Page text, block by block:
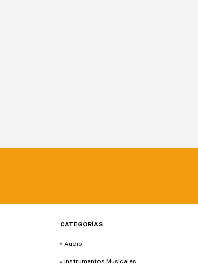
CATEGORÍAS
» Audio
» Instrumentos Musicales